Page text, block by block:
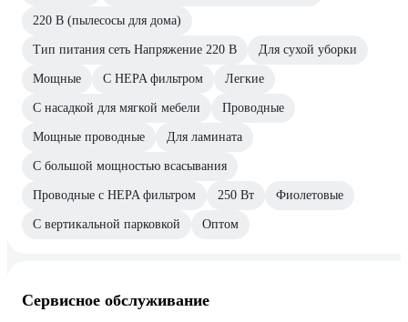
220 В (пылесосы для дома)
Тип питания сеть Напряжение 220 В Для сухой уборки
Мощные С HEPA фильтром Легкие
С насадкой для мягкой мебели Проводные
Мощные проводные Для ламината
С большой мощностью всасывания
Проводные с HEPA фильтром 250 Вт Фиолетовые
С вертикальной парковкой Оптом
Сервисное обслуживание